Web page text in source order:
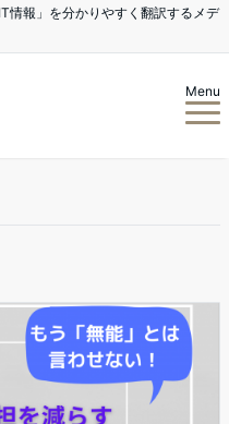
情報」を分かりやすく翻訳するメデ
Menu